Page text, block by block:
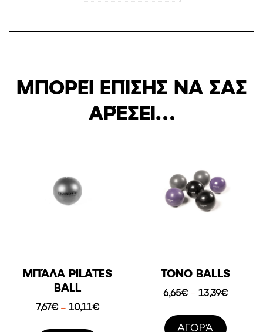
ΜΠΟΡΕΊ ΕΠΊΣΗΣ ΝΑ ΣΑΣ
ΑΡΈΣΕΙ…
ΜΠΆΛΑ PILATES
BALL
7,67€ – 10,11€Price
TONO BALLS
6,65€ – 13,39€Price
AΓΟΡΆ